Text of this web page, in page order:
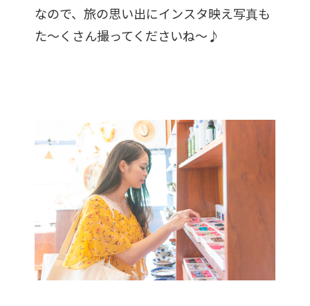
なので、旅の思い出にインスタ映え写真も
た〜くさん撮ってくださいね〜♪